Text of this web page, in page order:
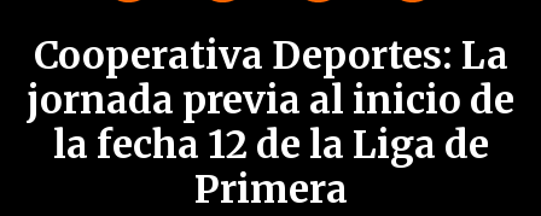
Cooperativa Deportes: La
jornada previa al inicio de
la fecha 12 de la Liga de
Primera